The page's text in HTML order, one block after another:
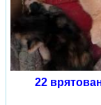
22